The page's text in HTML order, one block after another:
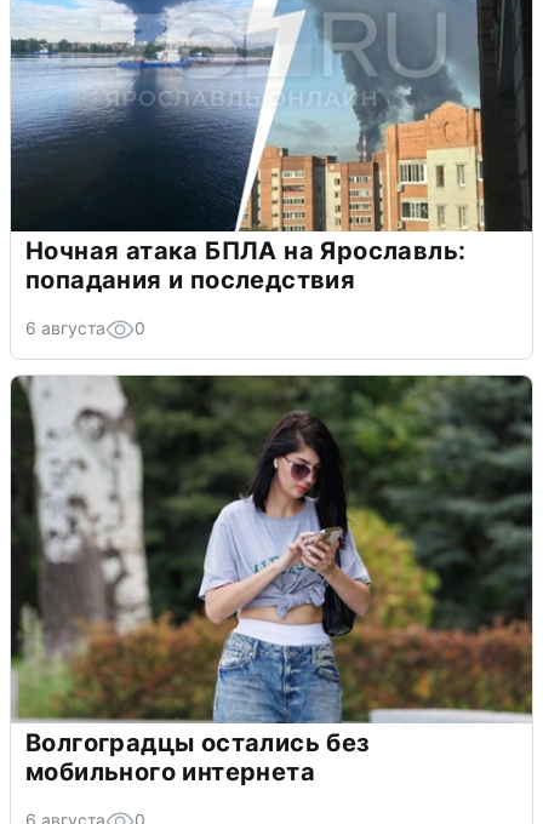
Ночная атака БПЛА на Ярославль:
попадания и последствия
6 августа 0
Волгоградцы остались без
мобильного интернета
6 августа 0